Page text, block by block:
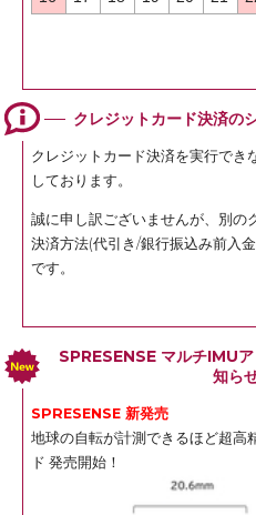
クレジットカード決済の
クレジットカード決済を実行でき
しております。
誠に申し訳ございませんが、別の
決済方法(代引き/銀行振込み前入
です。
SPRESENSE マルチIMU
知ら
SPRESENSE 新発売
地球の自転が計測できるほど超高
ド 発売開始！